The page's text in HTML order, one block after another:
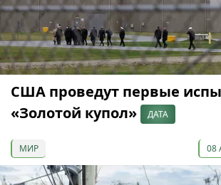
США проведут первые
«Золотой купол»
ДАТА
МИР 08